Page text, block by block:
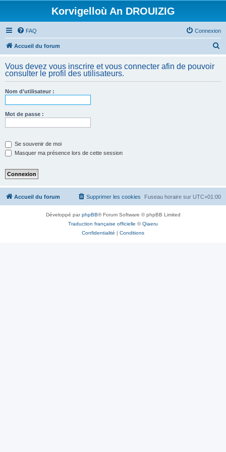
Korvigelloù An DROUIZIG
FAQ Connexion
Accueil du forum
h
Vous devez vous inscrire et vous connecter afin de pouvoir
consulter le profil des utilisateurs.
Nom d’utilisateur :
Mot de passe :
Se souvenir de moi
Masquer ma présence lors de cette session
Accueil du forum Fuseau horaire sur UTC+01:00
Supprimer les cookies
Développé parphpBB® Forum Software © phpBB Limited
Traduction française officielle ©Qiaeru
Confidentialité | Conditions